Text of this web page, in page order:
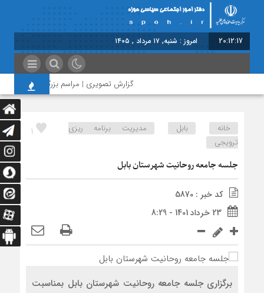
20:12:17 امروز : شنبه, ۱۷ مرداد , ۱۴۰۵
گزارش تصویری | مراسم بزرگداشت امام
1 خانه بابل
مدیریت برنامه ریزی
ترویجی
جلسه جامعه روحانیت شهرستان بابل
کد خبر : 5870
23 خرداد 1401 - 8:29
برگزاری جلسه جامعه روحانیت شهرستان بابل بمناسبت